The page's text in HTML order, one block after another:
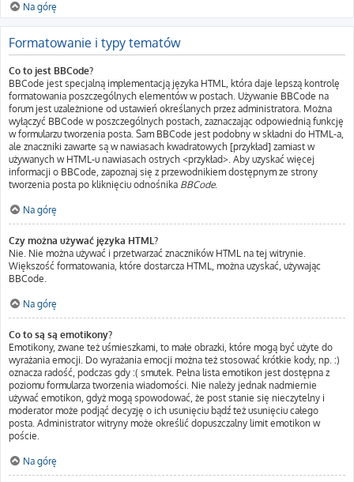
Na górę
Formatowanie i typy tematów
Co to jest BBCode?
BBCode jest specjalną implementacją języka HTML, która daje lepszą kontrolę
formatowania poszczególnych elementów w postach. Używanie BBCode na
forum jest uzależnione od ustawień określanych przez administratora. Można
wyłączyć BBCode w poszczególnych postach, zaznaczając odpowiednią funkcję
w formularzu tworzenia posta. Sam BBCode jest podobny w składni do HTML-a,
ale znaczniki zawarte są w nawiasach kwadratowych [przykład] zamiast w
używanych w HTML-u nawiasach ostrych <przykład>. Aby uzyskać więcej
informacji o BBCode, zapoznaj się z przewodnikiem dostępnym ze strony
tworzenia posta po kliknięciu odnośnika BBCode.
Na górę
Czy można używać języka HTML?
Nie. Nie można używać i przetwarzać znaczników HTML na tej witrynie.
Większość formatowania, które dostarcza HTML, można uzyskać, używając
BBCode.
Na górę
Co to są są emotikony?
Emotikony, zwane też uśmieszkami, to małe obrazki, które mogą być użyte do
wyrażania emocji. Do wyrażania emocji można też stosować krótkie kody, np. :)
oznacza radość, podczas gdy :( smutek. Pełna lista emotikon jest dostępna z
poziomu formularza tworzenia wiadomości. Nie należy jednak nadmiernie
używać emotikon, gdyż mogą spowodować, że post stanie się nieczytelny i
moderator może podjąć decyzję o ich usunięciu bądź też usunięciu całego
posta. Administrator witryny może określić dopuszczalny limit emotikon w
poście.
Na górę